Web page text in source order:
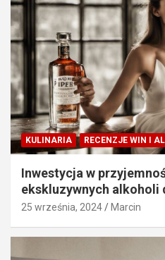
KULINARIA RECENZJE WIN I
Inwestycja w
ekskluzywnych
25 września, 2024 Marcin